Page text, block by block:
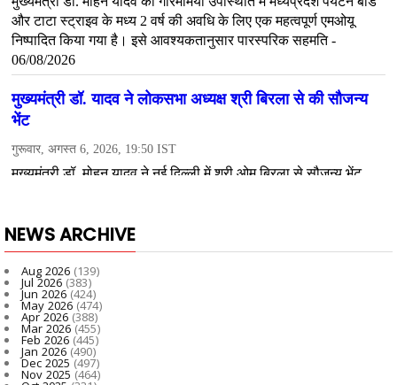
NEWS ARCHIVE
Aug 2026 (139)
Jul 2026 (383)
Jun 2026(424)
May 2026(474)
Apr 2026 (388)
Mar 2026(455)
Feb 2026 (445)
Jan 2026 (490)
Dec 2025(497)
Nov 2025 (464)